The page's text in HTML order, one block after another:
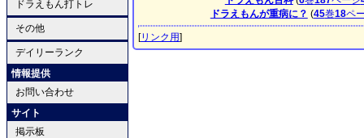
ドラえもん打トレ
その他
デイリーランク
情報提供
お問い合わせ
サイト
掲示板
ドラえもんが重病に？ (45巻18ペ
[リンク用]